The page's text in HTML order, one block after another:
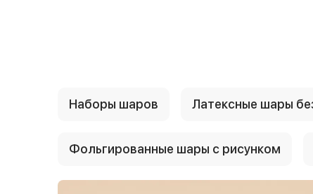
Наборы шаров Латексные шары
Фольгированные шары с рисунком